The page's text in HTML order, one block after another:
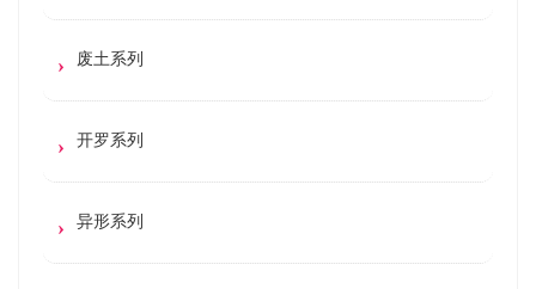
废土系列
开罗系列
异形系列